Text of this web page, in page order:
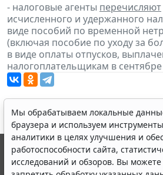
- налоговые агенты перечисляют
исчисленного и удержанного
виде пособий по временной
(включая пособие по уходу за
в виде оплаты отпусков,
налогоплательщикам в сентябре
Мы обрабатываем локальные
браузера и используем инструменты
аналитики в целях улучшения и
работоспособности сайта,
исследований и обзоров. Вы можете
© ООО "НПП "ГАРАНТ-СЕРВИС", 2026.
выпускается с 1990 года. Компания